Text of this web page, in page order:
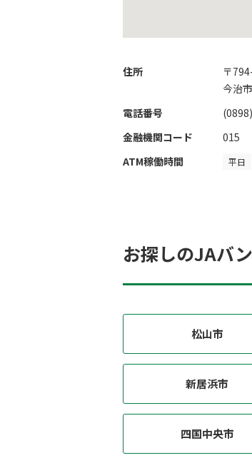
住所
〒
今治
電話番号
金融機関コード
015
ATM稼働時間
平日
お探しのJAバ
松山市
新居浜市
四国中央市